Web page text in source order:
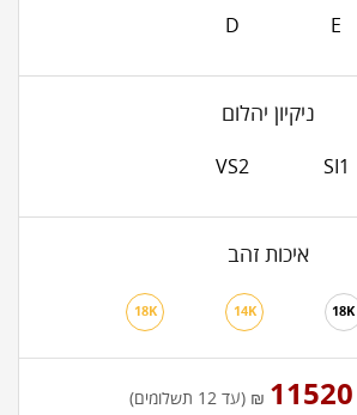
E
D
ניקיון יהלום
SI1
VS2
איכות זהב
18K
14K
18K
11520 ₪ (עד 12 תשלומים)